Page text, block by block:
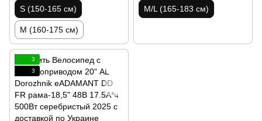
S (150-165 см)
M (160-175 см)
M/L (165-183 см)
3
3